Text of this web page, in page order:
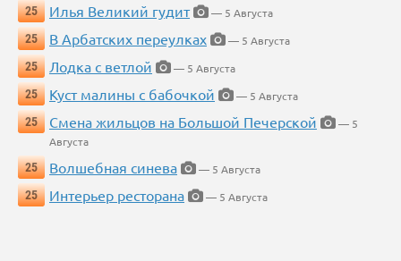
25
Илья Великий гудит
— 5 Августа
25
В Арбатских переулках
— 5 Августа
25
Лодка с ветлой
— 5 Августа
25
Куст малины с бабочкой
— 5 Августа
25
Смена жильцов на Большой Печерской
— 5
Августа
25
Волшебная синева
— 5 Августа
25
Интерьер ресторана — 5 Августа